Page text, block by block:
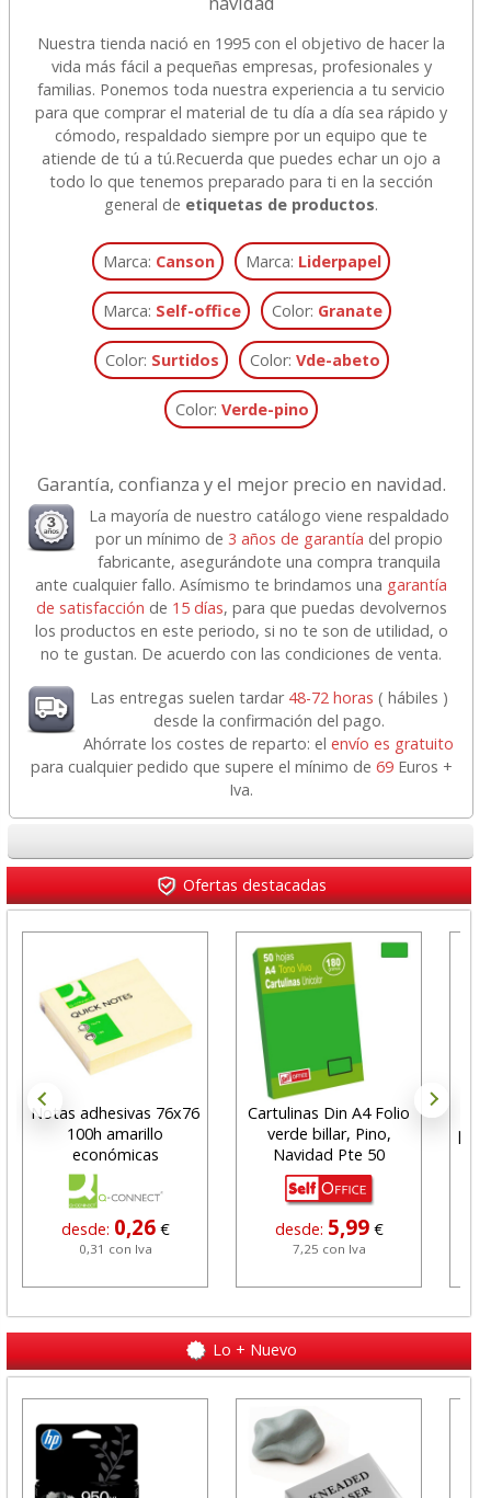
Nuestra tienda nació en 1995 con el objetivo de hacer la
vida más fácil a pequeñas empresas, profesionales y
familias. Ponemos toda nuestra experiencia a tu servicio
para que comprar el material de tu día a día sea rápido y
cómodo, respaldado siempre por un equipo que te
atiende de tú a tú.Recuerda que puedes echar un ojo a
todo lo que tenemos preparado para ti en la sección
general de etiquetas de productos.
Marca: Canson Marca: Liderpapel
Marca: Self-office Color: Granate
Color: Surtidos Color: Vde-abeto
Color:Verde-pino
Garantía, confianza y el mejor precio en navidad.
La mayoría de nuestro catálogo viene respaldado
por un mínimo de 3 años de garantía del propio
fabricante, asegurándote una compra tranquila
ante cualquier fallo. Asímismo te brindamos una garantía
de satisfacción de 15 días, para que puedas devolvernos
los productos en este periodo, si no te son de utilidad, o
no te gustan. De acuerdo con las condiciones de venta.
Las entregas suelen tardar 48-72 horas ( hábiles )
desde la confirmación del pago.
Ahórrate los costes de reparto: elenvío es gratuito
para cualquier pedido que supere el mínimo de 69Euros +
Iva.
Ofertas destacadas
Notas adhesivas 76x76
100h amarillo
económicas
desde: 0,26 €
0,31 con Iva
Cartulinas Din A4 Folio
verde billar, Pino,
Navidad Pte 50
desde: 5,99 €
7,25 con Iva
Lo + Nuevo